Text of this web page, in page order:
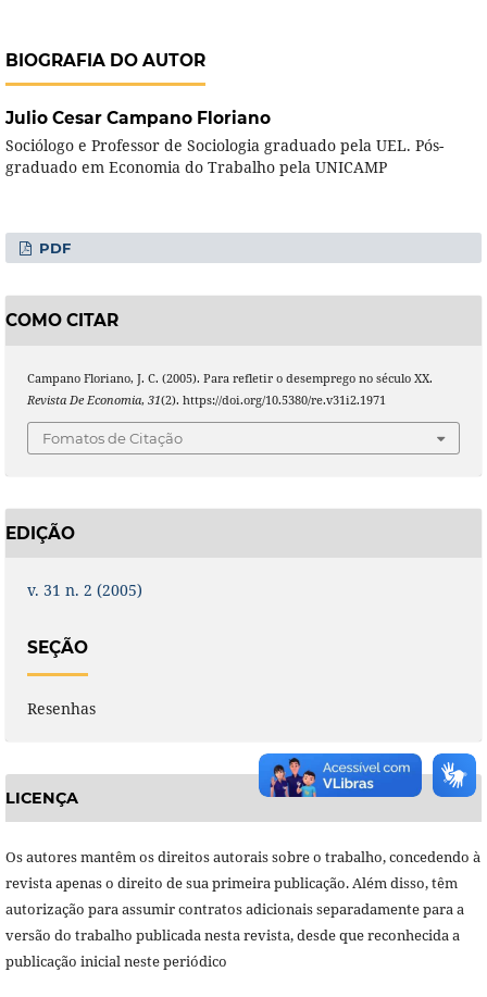
BIOGRAFIA DO AUTOR
Julio Cesar Campano Floriano
Sociólogo e Professor de Sociologia graduado pela UEL. Pós-
graduado em Economia do Trabalho pela UNICAMP
PDF
COMO CITAR
Campano Floriano, J. C. (2005). Para refletir o desemprego no século XX.
Revista De Economia, 31(2). https://doi.org/10.5380/re.v31i2.1971
Fomatos de Citação
EDIÇÃO
v. 31 n. 2 (2005)
SEÇÃO
Resenhas
LICENÇA
Os autores mantêm os direitos autorais sobre o trabalho, concedendo à
revista apenas o direito de sua primeira publicação. Além disso, têm
autorização para assumir contratos adicionais separadamente para a
versão do trabalho publicada nesta revista, desde que reconhecida a
publicação inicial neste periódico